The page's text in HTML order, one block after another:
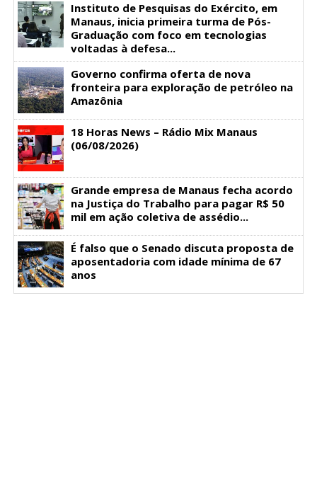
Instituto de Pesquisas do Exército, em
Manaus, inicia primeira turma de Pós-
Graduação com foco em tecnologias
voltadas à defesa...
Governo confirma oferta de nova
fronteira para exploração de petróleo na
Amazônia
18 Horas News​​​​​​​​​​​​ – Rádio Mix Manaus
(06/08/2026)
Grande empresa de Manaus fecha acordo
na Justiça do Trabalho para pagar R$ 50
mil em ação coletiva de assédio...
É falso que o Senado discuta proposta de
aposentadoria com idade mínima de 67
anos